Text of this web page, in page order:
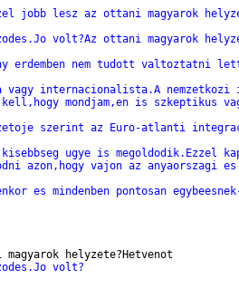
jobb lesz az ottani magyarok
volt?Az ottani magyarok
erdemben nem tudott valtoztatni
internacionalista.A nemzetkozi
mondjam,en is szkeptikus
szerint az Euro-atlanti
ugye is megoldodik.Ezzel
azon,hogy vajon az anyaorszagi es
es mindenben pontosan
volt?